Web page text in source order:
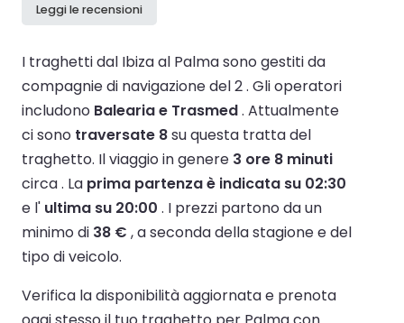
Leggi le recensioni
I traghetti dal Ibiza al Palma sono gestiti da
compagnie di navigazione del 2 . Gli operatori
includono Balearia e Trasmed. Attualmente
ci sono traversate 8su questa tratta del
traghetto. Il viaggio in genere 3 ore 8 minuti
circa . La prima partenza è indicata su 02:30
e l' ultima su 20:00 . I prezzi partono da un
minimo di 38 € , a seconda della stagione e del
tipo di veicolo.
Verifica la disponibilità aggiornata e prenota